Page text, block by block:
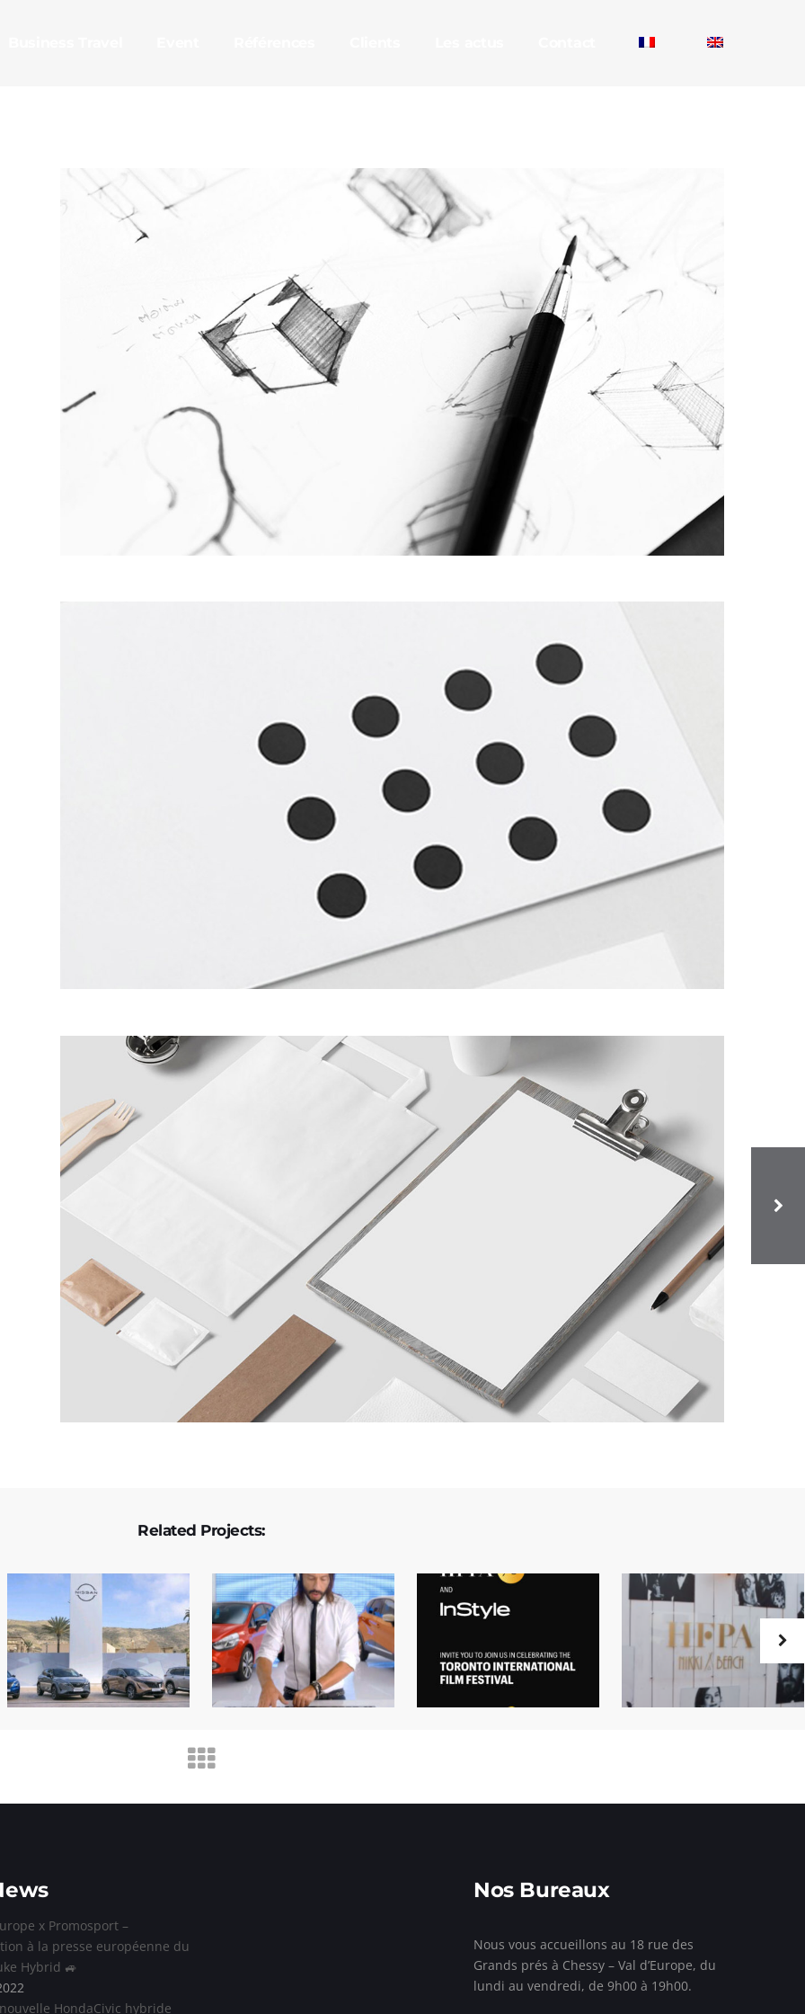
Related Projects:
x Promosport –
à la presse européenne du
Hybrid 🚙
HondaCivic hybride
Nos Bureaux
Nous vous accueillons au 18 rue des
Grands prés à Chessy – Val d’Europe, du
lundi au vendredi, de 9h00 à 19h00.